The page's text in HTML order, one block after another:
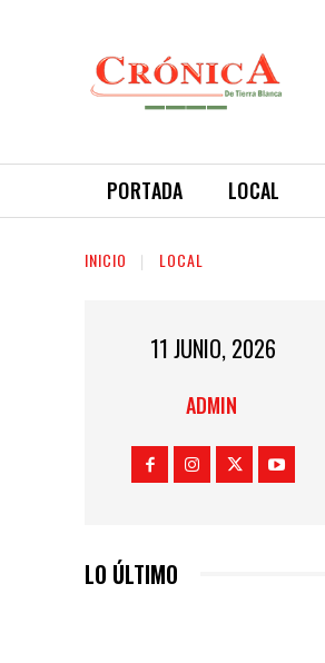
PORTADA LOCAL
INICIO LOCAL
11 JUNIO, 2026
ADMIN
LO ÚLTIMO